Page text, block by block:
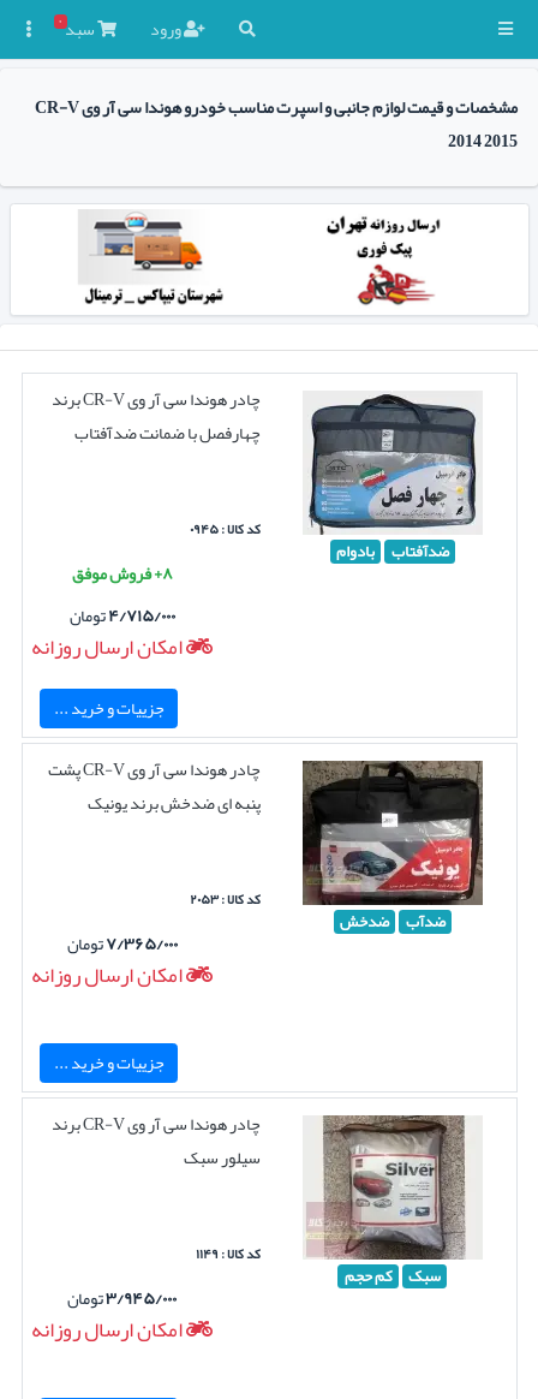
ورود سبد۰
مشخصات و قیمت لوازم جانبی و اسپرت مناسب خودرو هوندا سی آر وی CR-V
2014 2015
ضدآفتاب بادوام
چادر هوندا سی آر وی CR-V برند
چهارفصل با ضمانت ضدآفتاب
کد کالا : ۰۹۴۵
۸+ فروش موفق
۴/۷۱۵/۰۰۰تومان
امکان ارسال روزانه
جزییات و خرید ...
ضدآب ضدخش
چادر هوندا سی آر وی CR-V پشت
پنبه ای ضدخش برند یونیک
کد کالا : ۲۰۵۳
۷/۳۶۵/۰۰۰تومان
امکان ارسال روزانه
جزییات و خرید ...
سبک کم حجم
چادر هوندا سی آر وی CR-V برند
سیلور سبک
کد کالا : ۱۱۴۹
۳/۹۴۵/۰۰۰تومان
امکان ارسال روزانه